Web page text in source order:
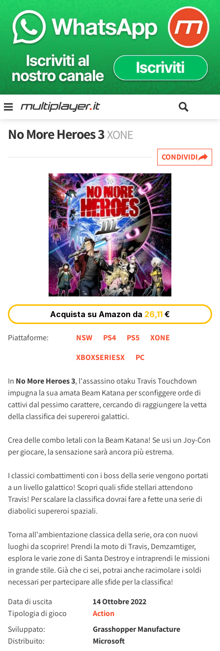
No More Heroes 3XONE
CONDIVIDI
Piattaforme: NSW PS4 PS5
XONE
XBOXSERIESX
PC
In No More Heroes 3, l'assassino otaku Travis Touchdown
impugna la sua amata Beam Katana per sconfiggere orde di
cattivi dal pessimo carattere, cercando di raggiungere la vetta
della classifica dei supereroi galattici.
Crea delle combo letali con la Beam Katana! Se usi un Joy-Con
per giocare, la sensazione sarà ancora più estrema.
I classici combattimenti con i boss della serie vengono portati
a un livello galattico! Scopri quali sfide stellari attendono
Travis! Per scalare la classifica dovrai fare a fette una serie di
diabolici supereroi spaziali.
Torna all'ambientazione classica della serie, ora con nuovi
luoghi da scoprire! Prendi la moto di Travis, Demzamtiger,
esplora le varie zone di Santa Destroy e intraprendi le missioni
in grande stile. Già che ci sei, potrai anche racimolare i soldi
necessari per partecipare alle sfide per la classifica!
Data di uscita
14 Ottobre 2022
Tipologia di gioco
Action
Sviluppato:
Grasshopper Manufacture
Distribuito:
Microsoft